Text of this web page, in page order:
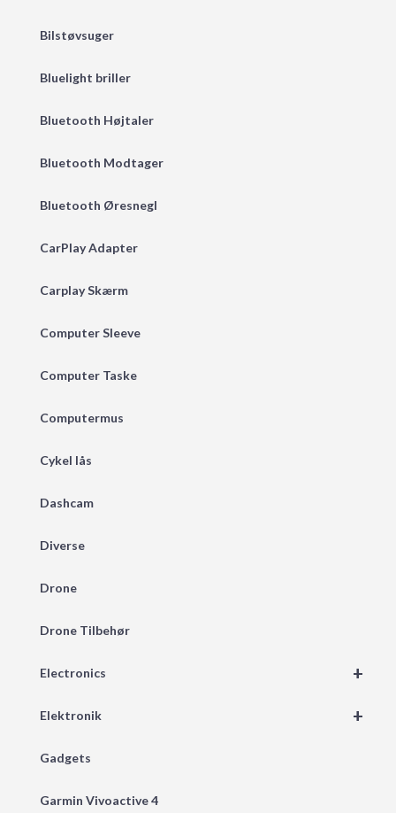
Bilstøvsuger
Bluelight briller
Bluetooth Højtaler
Bluetooth Modtager
Bluetooth Øresnegl
CarPlay Adapter
Carplay Skærm
Computer Sleeve
Computer Taske
Computermus
Cykel lås
Dashcam
Diverse
Drone
Drone Tilbehør
+
Electronics
+
Elektronik
Gadgets
Garmin Vivoactive 4